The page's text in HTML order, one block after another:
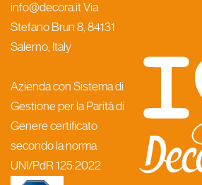
info@decora.it Via
Stefano Brun 8, 84131
Salerno, Italy
Azienda con Sistema di
Gestione per la Parità di
Genere certificato
secondo la norma
UNI/PdR 125:2022